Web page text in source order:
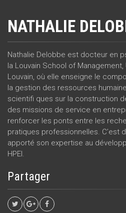
NATHALIE
Nathalie Delobbe est docteur en
la Louvain School of
Louvain, où elle enseigne le
la gestion des ressources
scientifi ques sur la construction
des missions de service en
renforcer les ponts entre les
pratiques professionnelles. C’est
apporté son expertise au
HPEI.
Partager